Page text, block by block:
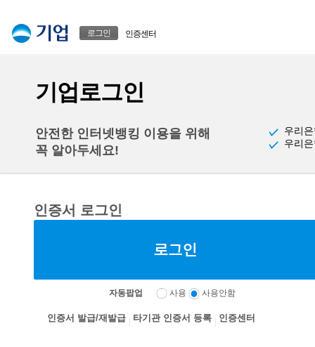
로그인 인증센터
기업로그인
안전한 인터넷뱅킹 이용을 위해
꼭 알아두세요!
우리
우리
인증서 로그인
자동팝업 사용 사용안함
인증서 발급/재발급 타기관 인증서 등록 인증센터